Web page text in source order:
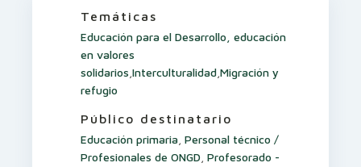
Temáticas
Educación para el Desarrollo, educación
en valores
solidarios Interculturalidad Migración y
refugio
Público destinatario
Educación primaria Personal técnico /
Profesionales de ONGD Profesorado -